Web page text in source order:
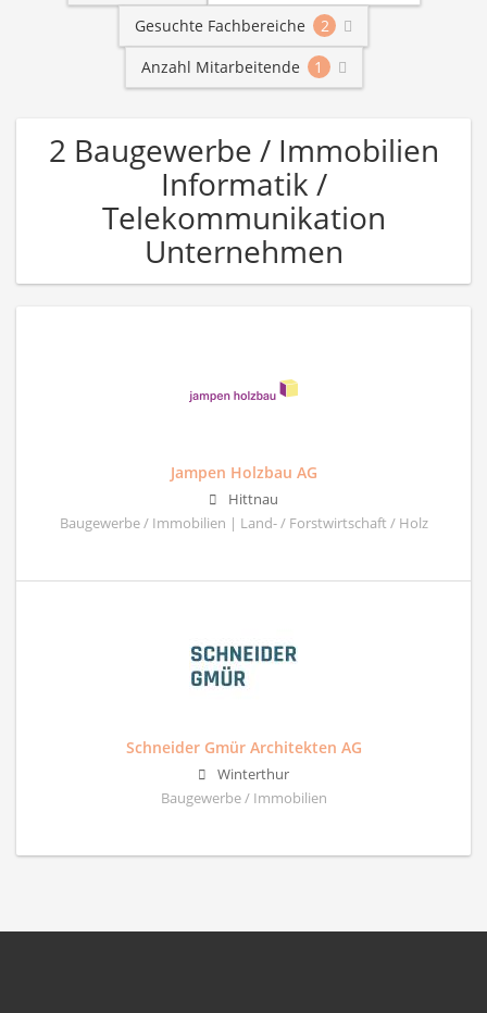
Gesuchte Fachbereiche
2
Anzahl Mitarbeitende
1
2 Baugewerbe / Immobilien
Informatik /
Telekommunikation
Unternehmen
Jampen Holzbau AG
Hittnau
Baugewerbe / Immobilien | Land- / Forstwirtschaft / Holz
Schneider Gmür Architekten AG
Winterthur
Baugewerbe / Immobilien